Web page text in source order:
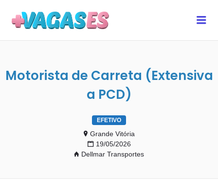
Motorista de Carreta (Extensiva
a PCD)
EFETIVO
Grande Vitória
19/05/2026
Dellmar Transportes